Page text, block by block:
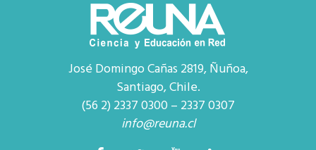
José Domingo Cañas 2819, Ñuñoa,
Santiago, Chile.
(56 2) 2337 0300 – 2337 0307
info@reuna.cl